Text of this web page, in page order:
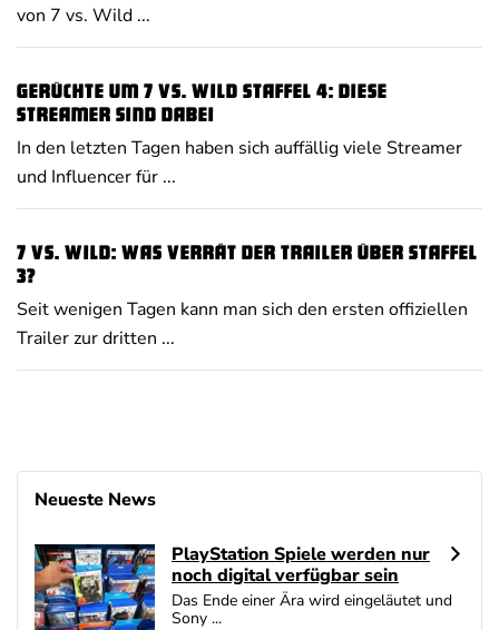
von 7 vs. Wild ...
Gerüchte um 7 vs. Wild Staffel 4: Diese
Streamer sind dabei
In den letzten Tagen haben sich auffällig viele Streamer
und Influencer für ...
7 vs. Wild: Was verrät der Trailer über Staffel
3?
Seit wenigen Tagen kann man sich den ersten offiziellen
Trailer zur dritten ...
Neueste News
PlayStation Spiele werden nur
noch digital verfügbar sein
Das Ende einer Ära wird eingeläutet und
Sony ...